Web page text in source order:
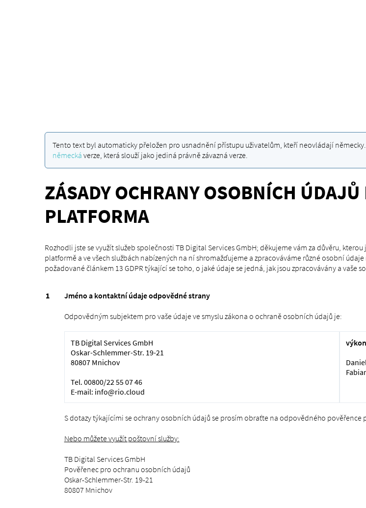
Tento text byl automaticky přeložen pro usnadnění přístupu uživatelům, kteří neovládají
německá verze, která slouží jako jediná právně závazná verze.
ZÁSADY OCHRANY OSOBNÍCH
PLATFORMA
Rozhodli jste se využít služeb společnosti TB Digital Services GmbH; děkujeme vám za důvěru,
platformě a ve všech službách nabízených na ní shromažďujeme a zpracováváme různé osobní
požadované článkem 13 GDPR týkající se toho, o jaké údaje se jedná, jak jsou zpracovávány a vaše
Jméno a kontaktní údaje odpovědné strany
Odpovědným subjektem pro vaše údaje ve smyslu zákona o ochraně osobních údajů je:
TB Digital Services GmbH
Oskar-Schlemmer-Str. 19-21
80807 Mnichov
Tel. 00800/22 55 07 46
E-mail: info@rio.cloud
S dotazy týkajícími se ochrany osobních údajů se prosím obraťte na odpovědného
Nebo můžete využít poštovní služby:
TB Digital Services GmbH
Pověřenec pro ochranu osobních údajů
Oskar-Schlemmer-Str. 19-21
80807 Mnichov